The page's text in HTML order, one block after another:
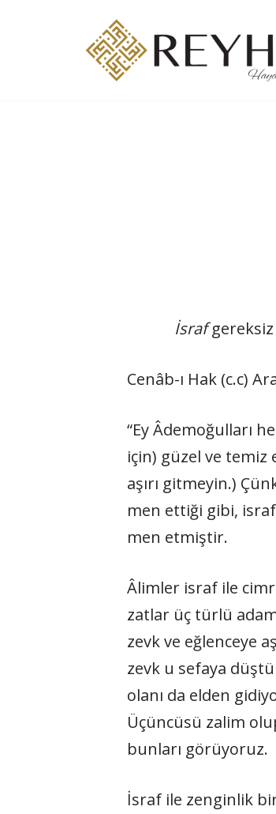
İsrafgereksiz
Cenâb-ı Hak (c.c)
“Ey Âdemoğulları
için) güzel ve
aşırı gitmeyin.)
men ettiği gibi,
men etmiştir.
Âlimler israf ile
zatlar üç türlü
zevk ve eğlenceye
zevk u sefaya
olanı da elden
Üçüncüsü zalim
bunları görüyoruz.
İsraf ile zenginlik